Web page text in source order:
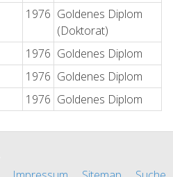
1976 Goldenes Diplom
(Doktorat)
1976 Goldenes Diplom
1976 Goldenes Diplom
1976 Goldenes Diplom